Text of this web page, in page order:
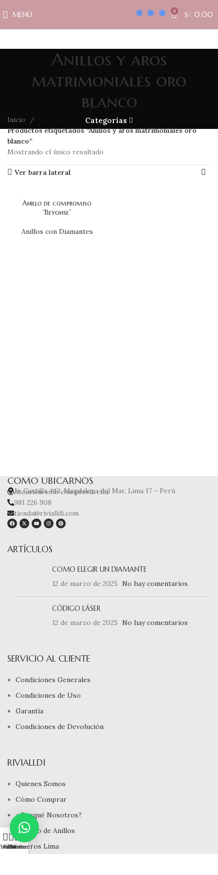
MENÚ 0 S/. 0.00
Anillos y aros
matrimoniales oro
blanco
Categorías
Inicio
Productos etiquetados “Anillos y aros matrimoniales oro
blanco”
Mostrando el único resultado
Ver barra lateral
Anillo de compromiso
“Beyonse”
Anillos con Diamantes
COMO UBICARNOS
Jr. Castilla 443, Magdalena del Mar, Lima 17 – Perú
Atención solo con previa cita
981 226 908
tienda@rivialldi.com
ARTÍCULOS
COMO ELEGIR UN DIAMANTE
12 de marzo de 2025
No hay comentarios
CÓDIGO LÁSER
12 de marzo de 2025
No hay comentarios
SERVICIO AL CLIENTE
Condiciones Generales
Condiciones de Uso
Garantía
Condiciones de Devolución
RIVIALLDI
Quienes Somos
Cómo Comprar
¿ Porqué Nosotros?
Tamaño de Anillos
Joyeros Lima
Filtros
Carrito
Mi cuenta